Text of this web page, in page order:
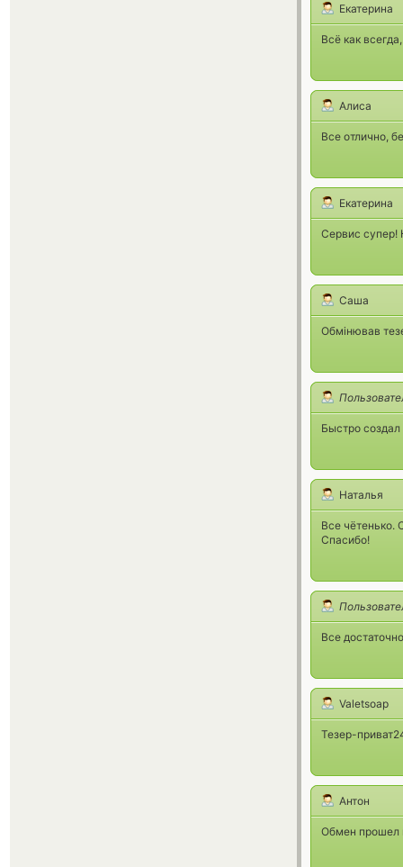
Екатерина
Всё как
Алиса
Все отлично,
Екатерина
Сервис супер!
Саша
Обмінював
Быстро
Наталья
Все чётенько.
Спасибо!
Все
Valetsoap
Тезер-
Антон
Обмен прошел